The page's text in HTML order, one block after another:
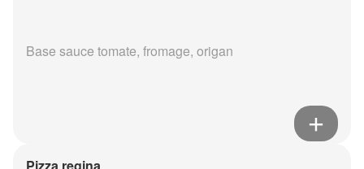
Base sauce tomate, fromage, origan